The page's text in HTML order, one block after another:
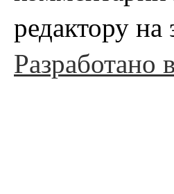
редактору